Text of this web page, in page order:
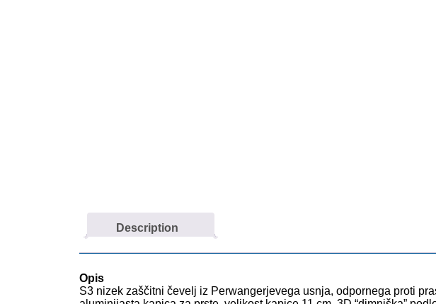
Description
Opis
S3 nizek zaščitni čevelj iz Perwangerjevega usnja, odpornega proti